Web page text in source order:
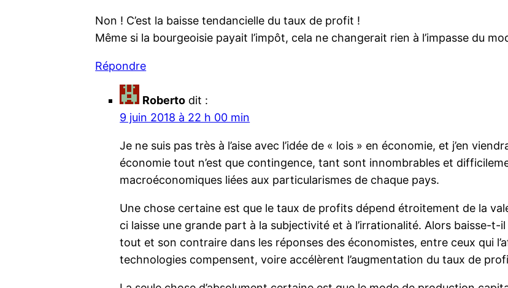
Non ! C’est la baisse tendancielle du taux de profit !
Même si la bourgeoisie payait l’impôt, cela ne changerait rien à l’impasse du
Répondre
Roberto dit :
9 juin 2018 à 22 h 00 min
Je ne suis pas très à l’aise avec l’idée de « lois » en économie, et j’en
économie tout n’est que contingence, tant sont innombrables et
macroéconomiques liées aux particularismes de chaque pays.
Une chose certaine est que le taux de profits dépend étroitement de la
ci laisse une grande part à la subjectivité et à l’irrationalité. Alors baisse-t-
tout et son contraire dans les réponses des économistes, entre ceux qui
technologies compensent, voire accélèrent l’augmentation du taux de